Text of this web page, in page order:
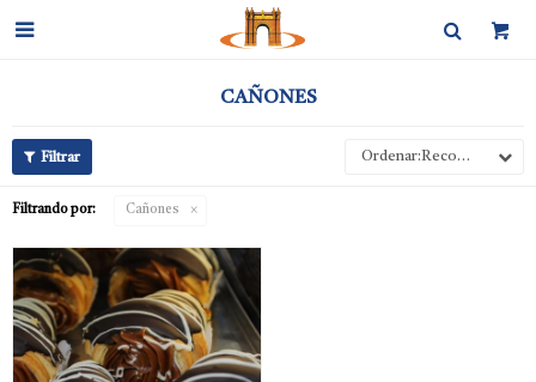

CAÑONES
Recomendados
Filtrando por: Cañones